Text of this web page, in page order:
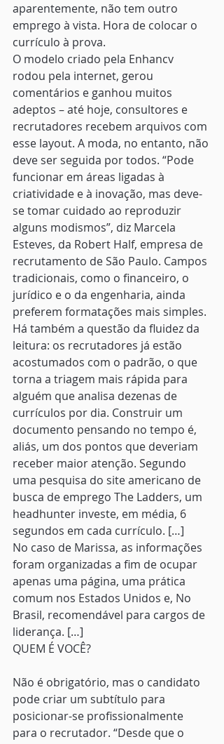
aparentemente, não tem outro
emprego à vista. Hora de colocar o
currículo à prova.
O modelo criado pela Enhancv
rodou pela internet, gerou
comentários e ganhou muitos
adeptos – até hoje, consultores e
recrutadores recebem arquivos com
esse layout. A moda, no entanto, não
deve ser seguida por todos. “Pode
funcionar em áreas ligadas à
criatividade e à inovação, mas deve-
se tomar cuidado ao reproduzir
alguns modismos”, diz Marcela
Esteves, da Robert Half, empresa de
recrutamento de São Paulo. Campos
tradicionais, como o financeiro, o
jurídico e o da engenharia, ainda
preferem formatações mais simples.
Há também a questão da fluidez da
leitura: os recrutadores já estão
acostumados com o padrão, o que
torna a triagem mais rápida para
alguém que analisa dezenas de
currículos por dia. Construir um
documento pensando no tempo é,
aliás, um dos pontos que deveriam
receber maior atenção. Segundo
uma pesquisa do site americano de
busca de emprego The Ladders, um
headhunter investe, em média, 6
segundos em cada currículo. […]
No caso de Marissa, as informações
foram organizadas a fim de ocupar
apenas uma página, uma prática
comum nos Estados Unidos e, No
Brasil, recomendável para cargos de
liderança. […]
QUEM É VOCÊ?
Não é obrigatório, mas o candidato
pode criar um subtítulo para
posicionar-se profissionalmente
para o recrutador. “Desde que o